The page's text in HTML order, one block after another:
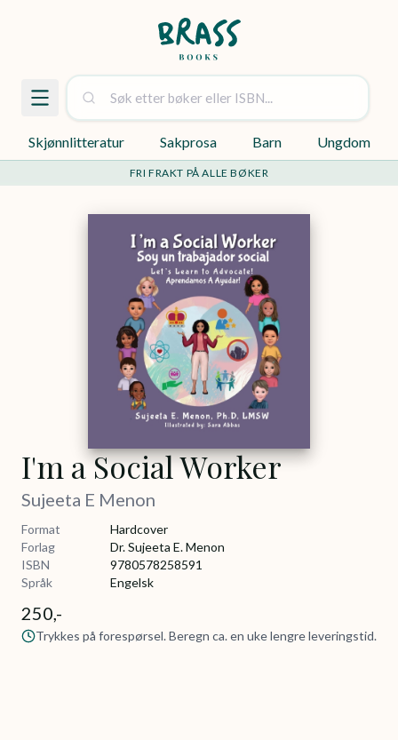
Skjønnlitteratur Sakprosa Barn Ungdom
FRI FRAKT PÅ ALLE BØKER
I'm a Social Worker
Sujeeta E Menon
Format
Hardcover
Forlag
Dr. Sujeeta E. Menon
ISBN
9780578258591
Språk
Engelsk
250,-
Trykkes på forespørsel. Beregn ca. en uke lengre leveringstid.